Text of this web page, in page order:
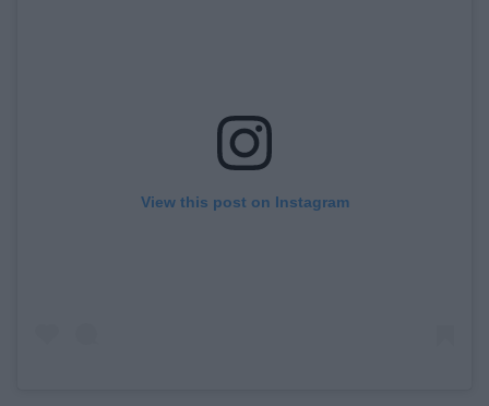
View this post on Instagram